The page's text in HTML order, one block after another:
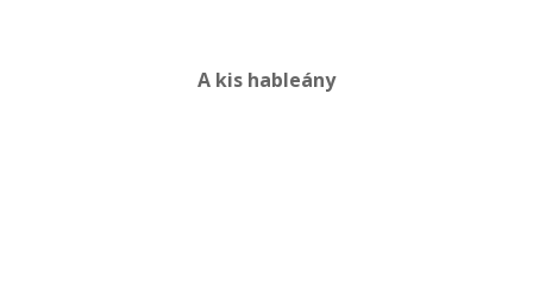
A kis hableány